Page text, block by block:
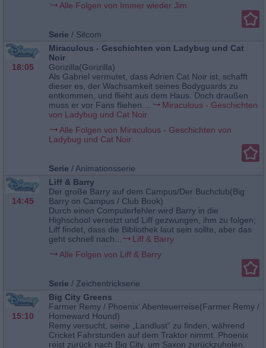
Alle Folgen von Immer wieder Jim
Serie / Sitcom
18:05
Miraculous - Geschichten von Ladybug und Cat
Noir
Gorizilla(Gorizilla)
Als Gabriel vermutet, dass Adrien Cat Noir ist, schafft
dieser es, der Wachsamkeit seines Bodyguards zu
entkommen, und flieht aus dem Haus. Doch draußen
muss er vor Fans fliehen....
Miraculous - Geschichten
von Ladybug und Cat Noir
Alle Folgen von Miraculous - Geschichten von
Ladybug und Cat Noir
Serie /Animationsserie
14:45
Liff & Barry
Der große Barry auf dem Campus/Der Buchclub(Big
Barry on Campus / Club Book)
Durch einen Computerfehler wird Barry in die
Highschool versetzt und Liff gezwungen, ihm zu folgen;
Liff findet, dass die Bibliothek laut sein sollte, aber das
geht schnell nach...
Liff & Barry
Alle Folgen von Liff & Barry
Serie / Zeichentrickserie
15:10
Big City Greens
Farmer Remy / Phoenix‘ Abenteuerreise(Farmer Remy /
Homeward Hound)
Remy versucht, seine „Landlust“ zu finden, während
Cricket Fahrstunden auf dem Traktor nimmt. Phoenix
reist zurück nach Big City, um Saxon zurückzuholen,